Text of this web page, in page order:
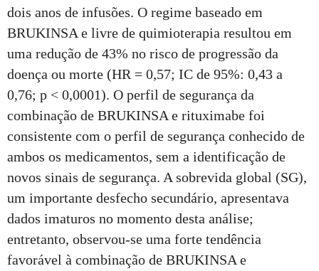
dois anos de infusões. O regime baseado em
BRUKINSA e livre de quimioterapia resultou em
uma redução de 43% no risco de progressão da
doença ou morte (HR = 0,57; IC de 95%: 0,43 a
0,76; p < 0,0001). O perfil de segurança da
combinação de BRUKINSA e rituximabe foi
consistente com o perfil de segurança conhecido de
ambos os medicamentos, sem a identificação de
novos sinais de segurança. A sobrevida global (SG),
um importante desfecho secundário, apresentava
dados imaturos no momento desta análise;
entretanto, observou-se uma forte tendência
favorável à combinação de BRUKINSA e